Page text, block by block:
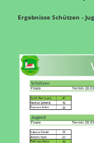
Ergebnisse Schützen -